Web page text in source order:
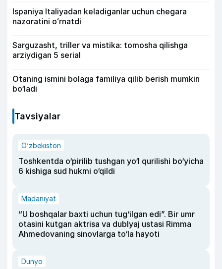
Ispaniya Italiyadan keladiganlar uchun chegara
nazoratini oʻrnatdi
Sarguzasht, triller va mistika: tomosha qilishga
arziydigan 5 serial
Otaning ismini bolaga familiya qilib berish mumkin
bo‘ladi
Tavsiyalar
O‘zbekiston
Toshkentda o‘pirilib tushgan yo‘l qurilishi bo‘yicha
6 kishiga sud hukmi o‘qildi
Madaniyat
“U boshqalar baxti uchun tug‘ilgan edi”. Bir umr
otasini kutgan aktrisa va dublyaj ustasi Rimma
Ahmedovaning sinovlarga to‘la hayoti
Dunyo